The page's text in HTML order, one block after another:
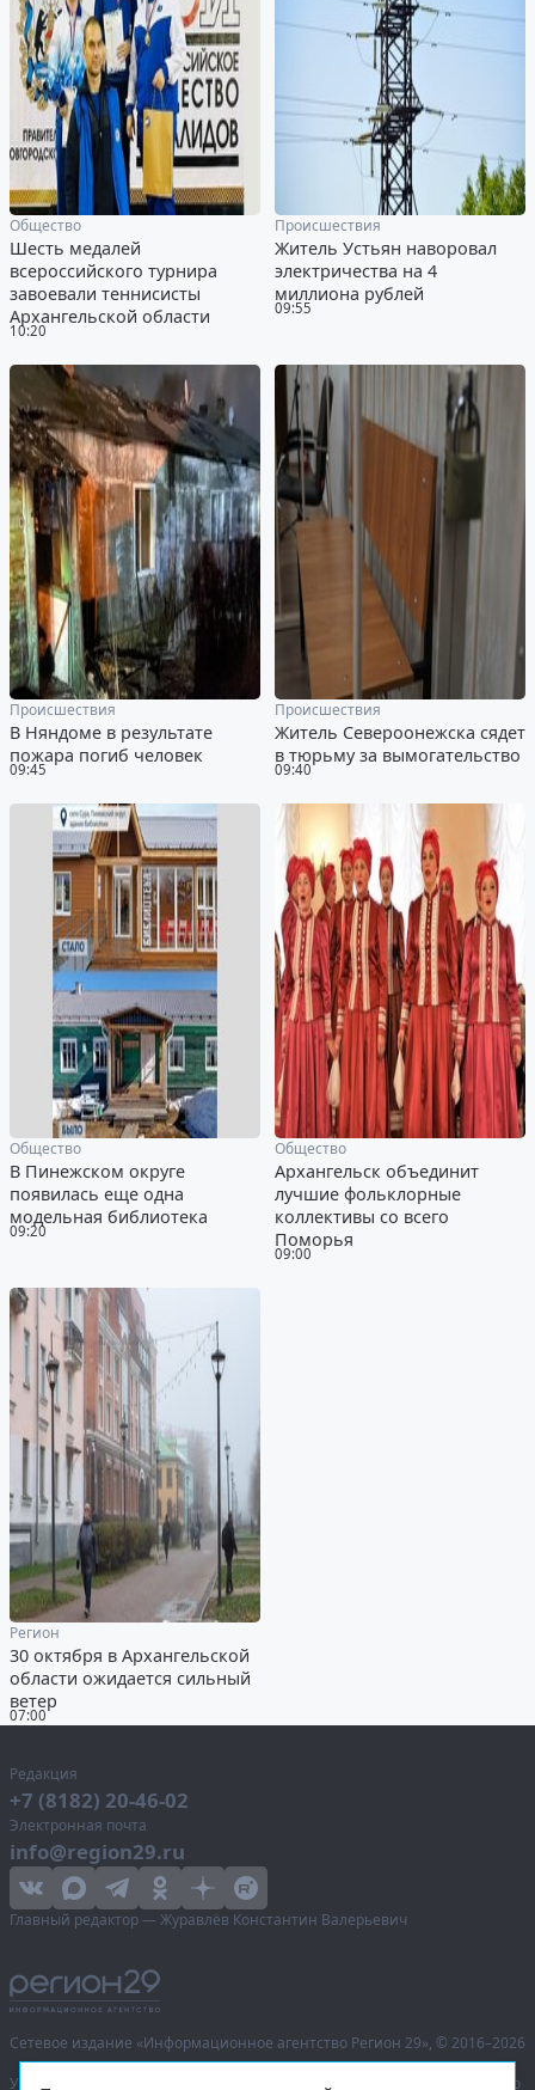
10:20
Общество
Шесть медалей
всероссийского турнира
завоевали теннисисты
Архангельской области
09:55
Происшествия
Житель Устьян наворовал
электричества на 4
миллиона рублей
09:45
Происшествия
В Няндоме в результате
пожара погиб человек
09:40
Происшествия
Житель Североонежска сядет
в тюрьму за вымогательство
09:20
Общество
В Пинежском округе
появилась еще одна
модельная библиотека
09:00
Общество
Архангельск объединит
лучшие фольклорные
коллективы со всего
Поморья
07:00
Регион
30 октября в Архангельской
области ожидается сильный
ветер
Редакция
+7 (8182) 20-46-02
Электронная почта
info@region29.ru
Главный редактор — Журавлёв Константин Валерьевич
Сетевое издание «Информационное агентство Регион 29», © 2016–2026
Учредитель — общество с ограниченной ответственностью «Агентство